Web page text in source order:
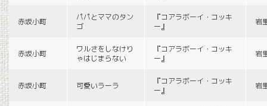
赤坂小町
パパとママのタン
ゴ
『コアラボーイ・コッキ
ー』
岩
赤坂小町
ワルさをしなけり
ゃはじまらない
『コアラボーイ・コッキ
ー』
岩
赤坂小町 可愛いラーラ
『コアラボーイ・コッキ
ー』
岩